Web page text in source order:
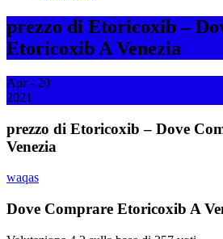
prezzo di Etoricoxib –
Etoricoxib A Venezia
Apr - 20
2021
prezzo di Etoricoxib – Dove
Venezia
waqas
Dove Comprare Etoricoxib A